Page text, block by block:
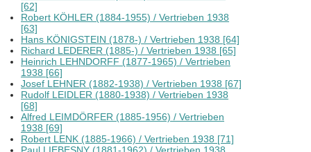
[62]
Robert KÖHLER (1884-1955) / Vertrieben 1938
[63]
Hans KÖNIGSTEIN (1878-) / Vertrieben 1938 [64]
Richard LEDERER (1885-) / Vertrieben 1938 [65]
Heinrich LEHNDORFF (1877-1965) / Vertrieben
1938 [66]
Josef LEHNER (1882-1938) / Vertrieben 1938 [67]
Rudolf LEIDLER (1880-1938) / Vertrieben 1938
[68]
Alfred LEIMDÖRFER (1885-1956) / Vertrieben
1938 [69]
Robert LENK (1885-1966) / Vertrieben 1938 [71]